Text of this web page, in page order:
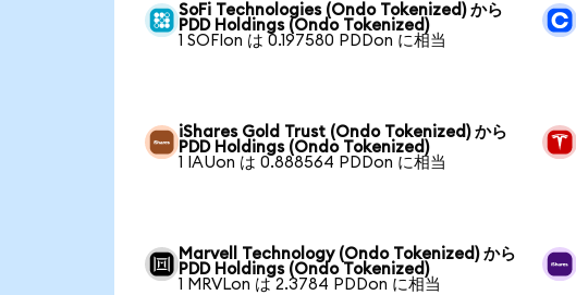
SoFi Technologies (Ondo Tokenized) から
PDD Holdings (Ondo Tokenized)
1 SOFIon は 0.197580 PDDon に相当
iShares Gold Trust (Ondo Tokenized) から
PDD Holdings (Ondo Tokenized)
1 IAUon は 0.888564 PDDon に相当
Marvell Technology (Ondo Tokenized) から
PDD Holdings (Ondo Tokenized)
1 MRVLon は 2.3784 PDDon に相当